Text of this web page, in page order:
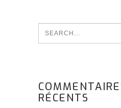
RÉCENTS